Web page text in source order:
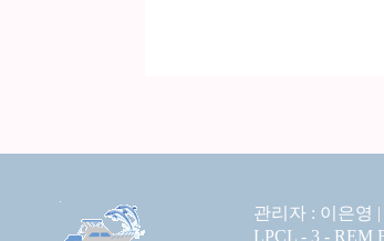
관리자 : 이은영 |
LPCL - 3 - REM